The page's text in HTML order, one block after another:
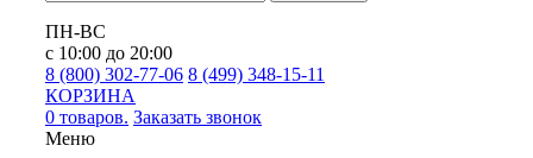
ПН-ВС
с 10:00 до 20:00
8 (800) 302-77-06 8 (499) 348-15-11
КОРЗИНА
0 товаров. Заказать звонок
Меню